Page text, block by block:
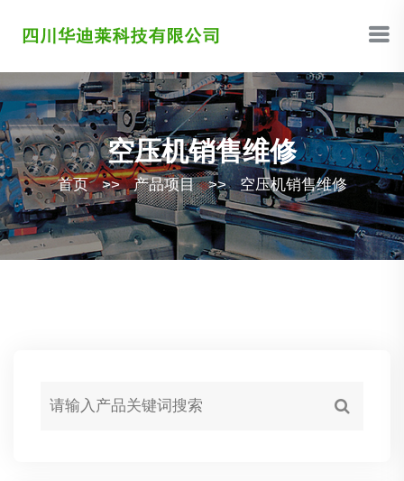
空压机销售维修
首页 >> 产品项目 >> 空压机销售维修